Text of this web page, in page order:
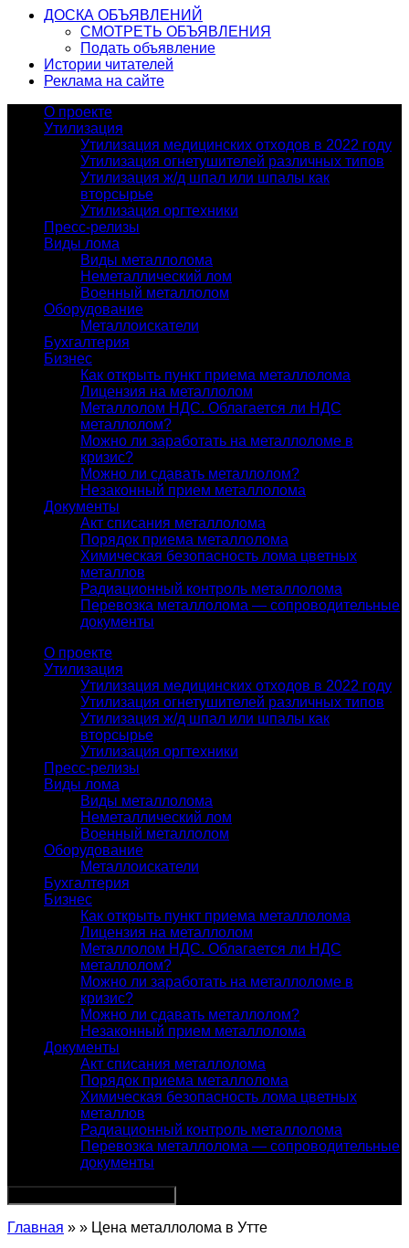
ДОСКА ОБЪЯВЛЕНИЙ
СМОТРЕТЬ ОБЪЯВЛЕНИЯ
Подать объявление
Истории читателей
Реклама на сайте
О проекте
Утилизация
Утилизация медицинских отходов в 2022 году
Утилизация огнетушителей различных типов
Утилизация ж/д шпал или шпалы как
вторсырье
Утилизация оргтехники
Пресс-релизы
Виды лома
Виды металлолома
Неметаллический лом
Военный металлолом
Оборудование
Металлоискатели
Бухгалтерия
Бизнес
Как открыть пункт приема металлолома
Лицензия на металлолом
Металлолом НДС. Облагается ли НДС
металлолом?
Можно ли заработать на металлоломе в
кризис?
Можно ли сдавать металлолом?
Незаконный прием металлолома
Документы
Акт списания металлолома
Порядок приема металлолома
Химическая безопасность лома цветных
металлов
Радиационный контроль металлолома
Перевозка металлолома — сопроводительные
документы
О проекте
Утилизация
Утилизация медицинских отходов в 2022 году
Утилизация огнетушителей различных типов
Утилизация ж/д шпал или шпалы как
вторсырье
Утилизация оргтехники
Пресс-релизы
Виды лома
Виды металлолома
Неметаллический лом
Военный металлолом
Оборудование
Металлоискатели
Бухгалтерия
Бизнес
Как открыть пункт приема металлолома
Лицензия на металлолом
Металлолом НДС. Облагается ли НДС
металлолом?
Можно ли заработать на металлоломе в
кризис?
Можно ли сдавать металлолом?
Незаконный прием металлолома
Документы
Акт списания металлолома
Порядок приема металлолома
Химическая безопасность лома цветных
металлов
Радиационный контроль металлолома
Перевозка металлолома — сопроводительные
документы
Главная » » Цена металлолома в Утте